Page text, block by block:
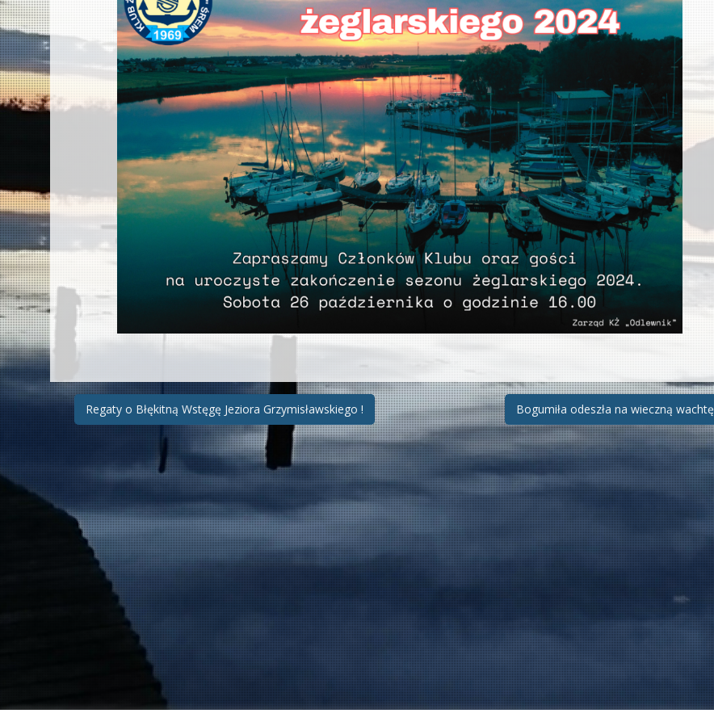
Zobacz
wpisy
Regaty o Błękitną Wstęgę Jeziora Grzymisławskiego ! Bogumiła odeszła na wieczną wachtę